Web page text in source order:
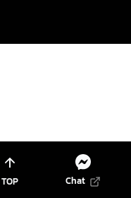
TOP Chat